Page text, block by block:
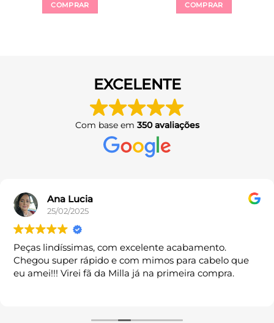
COMPRAR
podem
ser
escolhidas
COMPRAR
EXCELENTE
Com base em 350 avaliações
Ana Lucia
25/02/2025
Peças lindíssimas, com excelente acabamento.
Chegou super rápido e com mimos para cabelo que
eu amei!!! Virei fã da Milla já na primeira compra.